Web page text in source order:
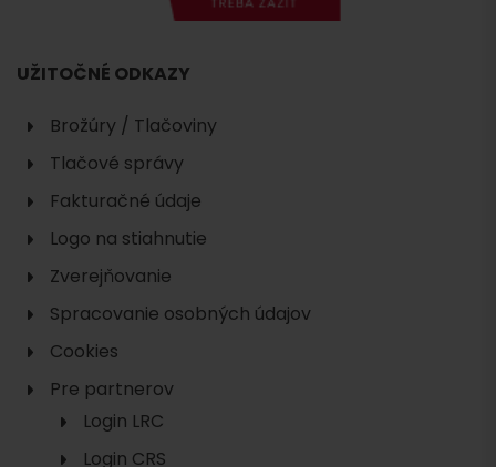
UŽITOČNÉ ODKAZY
Brožúry / Tlačoviny
Tlačové správy
Fakturačné údaje
Logo na stiahnutie
Zverejňovanie
Spracovanie osobných údajov
Cookies
Pre partnerov
Login LRC
Login CRS